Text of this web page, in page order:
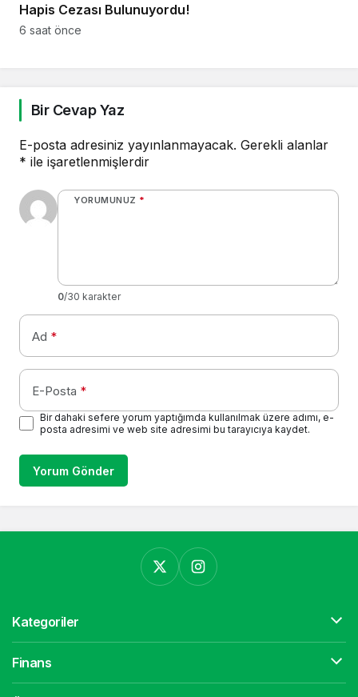
Hapis Cezası Bulunuyordu!
6 saat önce
Bir Cevap Yaz
E-posta adresiniz yayınlanmayacak. Gerekli alanlar
* ile işaretlenmişlerdir
YORUMUNUZ *
0/30 karakter
Ad *
E-Posta *
Bir dahaki sefere yorum yaptığımda kullanılmak üzere adımı, e-
posta adresimi ve web site adresimi bu tarayıcıya kaydet.
Yorum Gönder
Kategoriler
Finans